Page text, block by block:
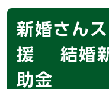
新婚さん
援 結婚新
助金